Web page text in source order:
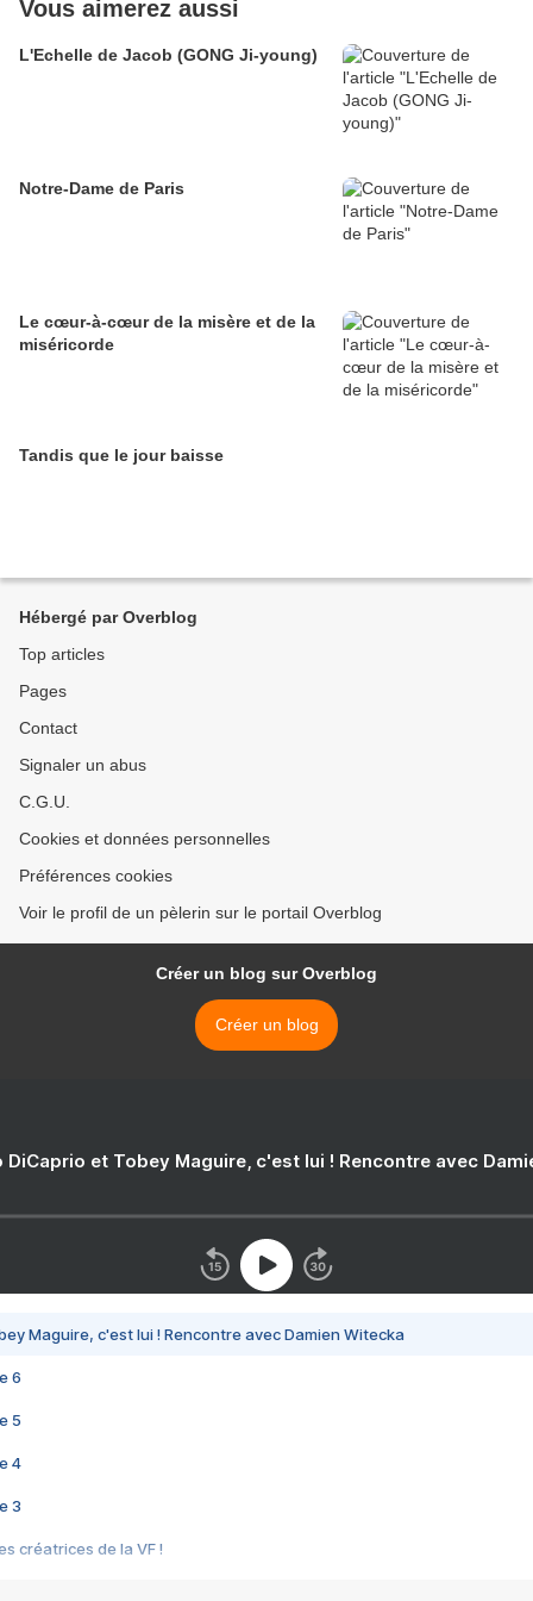
Vous aimerez aussi
L'Echelle de Jacob (GONG Ji-young)
Notre-Dame de Paris
Le cœur-à-cœur de la misère et de la
miséricorde
Tandis que le jour baisse
Hébergé par Overblog
Top articles
Pages
Contact
Signaler un abus
C.G.U.
Cookies et données personnelles
Préférences cookies
Voir le profil de un pèlerin sur le portail Overblog
Créer un blog sur Overblog
Créer un blog
DiCaprio et Tobey Maguire, c'est lui ! Rencontre avec
Maguire, c'est lui ! Rencontre avec Damien Witecka
6
5
4
3
créatrices de la VF !